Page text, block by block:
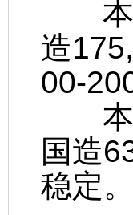
本期
造
00-
本
国造
稳定。